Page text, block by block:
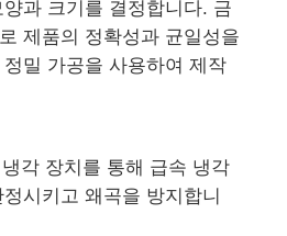
과 크기를 결정합니다. 금
제품의 정확성과 균일성을
정밀 가공을 사용하여 제작
각 장치를 통해 급속 냉각
시키고 왜곡을 방지합니